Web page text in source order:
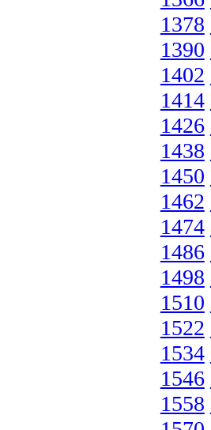
1378
1390
1402
1414
1426
1438
1450
1462
1474
1486
1498
1510
1522
1534
1546
1558